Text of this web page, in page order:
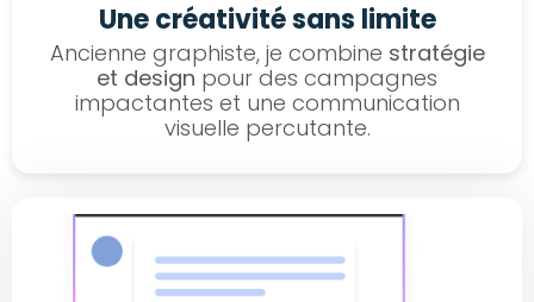
Une créativité sans limite
Ancienne graphiste, je combine stratégie
et design pour des campagnes
impactantes et une communication
visuelle percutante.